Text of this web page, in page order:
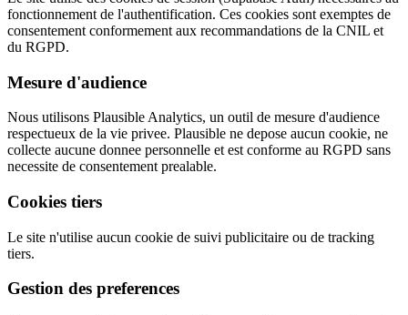
fonctionnement de l'authentification. Ces cookies sont exemptes de
consentement conformement aux recommandations de la CNIL et
du RGPD.
Mesure d'audience
Nous utilisons Plausible Analytics, un outil de mesure d'audience
respectueux de la vie privee. Plausible ne depose aucun cookie, ne
collecte aucune donnee personnelle et est conforme au RGPD sans
necessite de consentement prealable.
Cookies tiers
Le site n'utilise aucun cookie de suivi publicitaire ou de tracking
tiers.
Gestion des preferences